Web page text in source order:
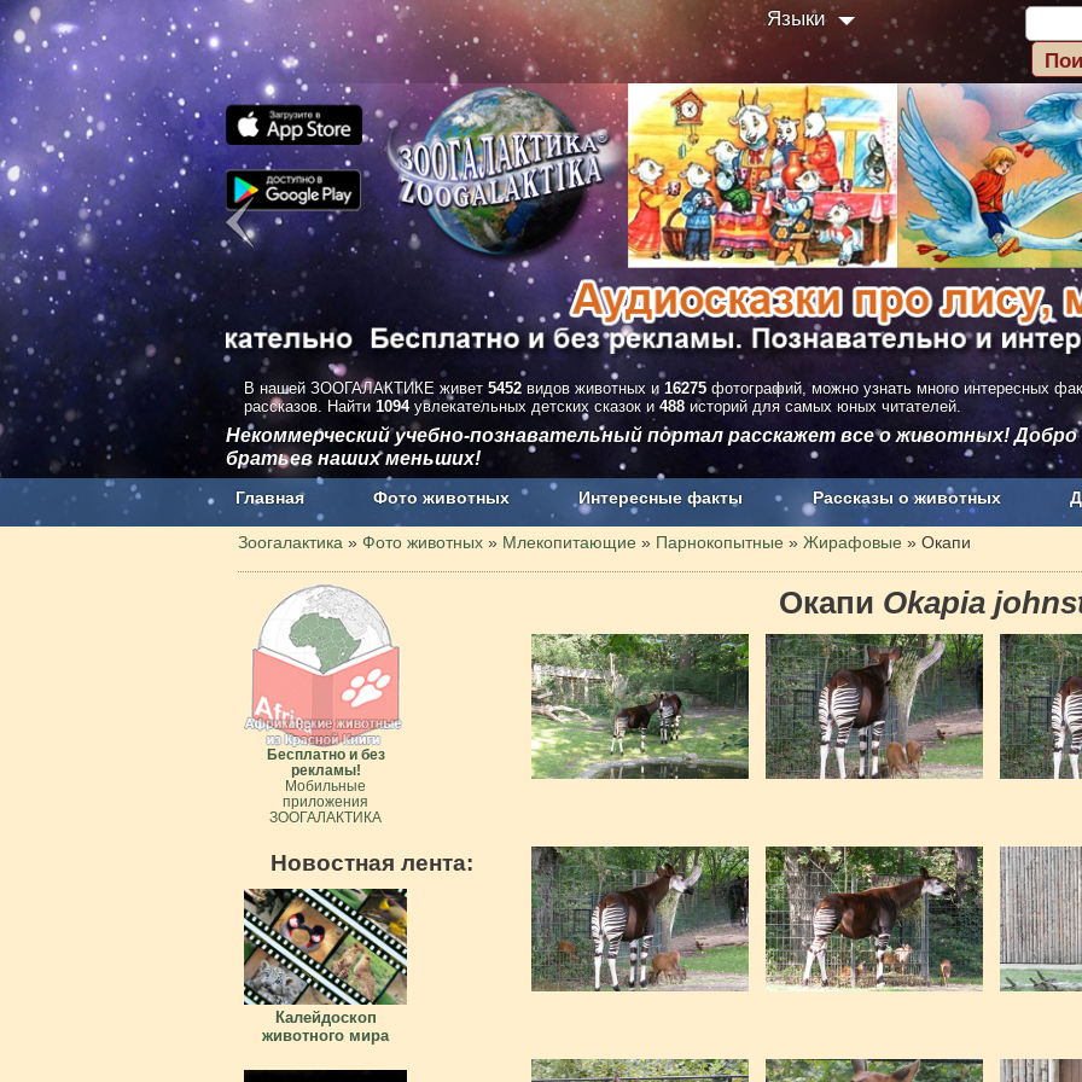
Языки
В нашей ЗООГАЛАКТИКЕ живет 5452 видов животных и 16275 фотографий, можно узнать много интересных
рассказов. Найти 1094увлекательных детских сказок и 488 историй для самых юных читателей.
Некоммерческий учебно-познавательный портал расскажет все о животных!
братьев наших меньших!
Главная Фото животных Интересные факты Рассказы о животных
Наши приложения. Бесплатно и без рекламы О проекте
Зоогалактика » Фото животных » Млекопитающие » Парнокопытные » Жирафовые » Окапи
Окапи Okapia
Бесплатно и без
рекламы!
Мобильные
приложения
ЗООГАЛАКТИКА
Новостная лента:
Калейдоскоп
животного мира